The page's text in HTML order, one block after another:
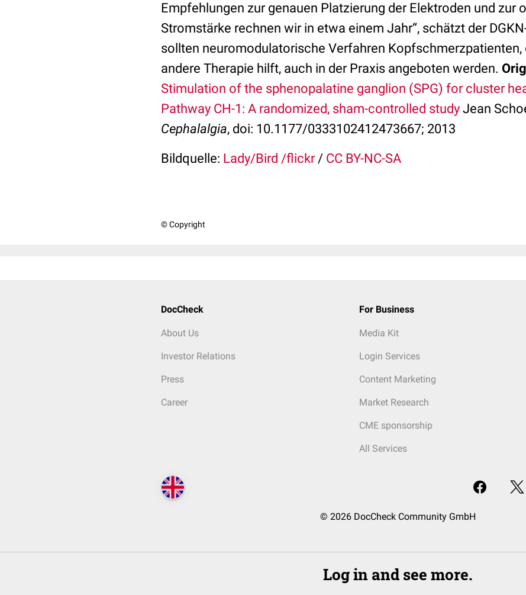
Empfehlungen zur genauen Platzierung der Elektroden und zur
Stromstärke rechnen wir in etwa einem Jahr“, schätzt der
sollten neuromodulatorische Verfahren Kopfschmerzpatienten,
andere Therapie hilft, auch in der Praxis angeboten werden.
Stimulation of the sphenopalatine ganglion (SPG) for cluster
Pathway CH-1: A randomized, sham-controlled study Jean
Cephalalgia, doi: 10.1177/0333102412473667; 2013
Bildquelle: Lady/Bird /flickr/ CC BY-NC-SA
© Copyright
DocCheck
About Us
Investor Relations
Press
Career
For Business
Media Kit
Login Services
Content Marketing
Market Research
CME sponsorship
All Services
© 2026 DocCheck Community GmbH
Log in and see more.